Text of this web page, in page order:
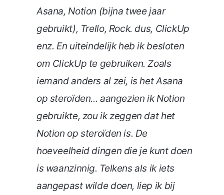
Asana, Notion (bijna twee jaar
gebruikt), Trello, Rock. dus, ClickUp
enz. En uiteindelijk heb ik besloten
om ClickUp te gebruiken. Zoals
iemand anders al zei, is het Asana
op steroïden... aangezien ik Notion
gebruikte, zou ik zeggen dat het
Notion op steroïden is. De
hoeveelheid dingen die je kunt doen
is waanzinnig. Telkens als ik iets
aangepast wilde doen, liep ik bij